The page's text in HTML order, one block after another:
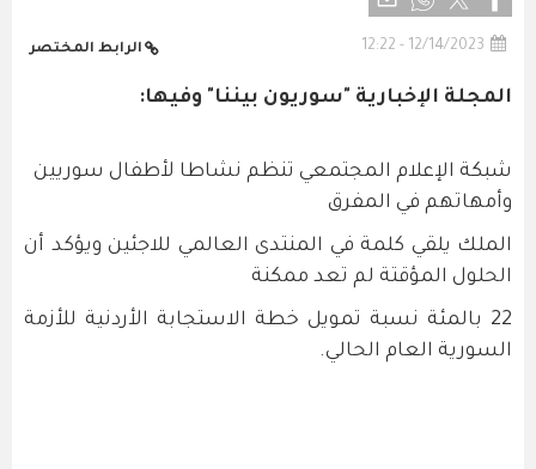
12/14/2023 - 12:22 الرابط المختصر
المجلة الإخبارية "سوريون بيننا" وفيها:
شبكة الإعلام المجتمعي تنظم نشاطا لأطفال سوريين
وأمهاتهم في المفرق
الملك يلقي كلمة في المنتدى العالمي للاجئين ويؤكد أن
الحلول المؤقتة لم تعد ممكنة
22 بالمئة نسبة تمويل خطة الاستجابة الأردنية للأزمة
السورية العام الحالي.